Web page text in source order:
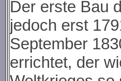
Der erste Bau
jedoch erst
September
errichtet, der